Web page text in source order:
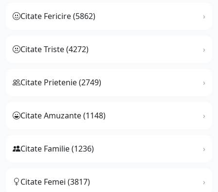
Citate Fericire (5862)
Citate Triste (4272)
Citate Prietenie (2749)
Citate Amuzante (1148)
Citate Familie (1236)
Citate Femei (3817)